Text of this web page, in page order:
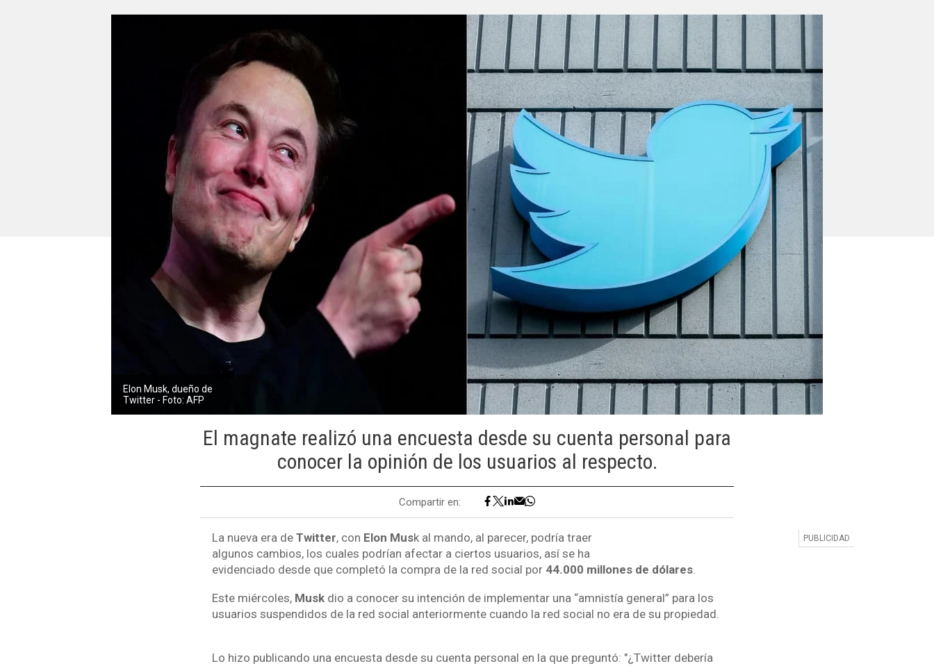
Elon Musk, dueño de
Twitter - Foto: AFP
El magnate realizó una encuesta desde su cuenta personal para
conocer la opinión de los usuarios al respecto.
Compartir en:
La nueva era de Twitter, con Elon Musk al mando, al parecer, podría traer
algunos cambios, los cuales podrían afectar a ciertos usuarios, así se ha
evidenciado desde que completó la compra de la red social por 44.000 millones de dólares.
Este miércoles, Musk dio a conocer su intención de implementar una “amnistía general” para los
usuarios suspendidos de la red social anteriormente cuando la red social no era de su propiedad.
Lo hizo publicando una encuesta desde su cuenta personal en la que preguntó: "¿Twitter debería